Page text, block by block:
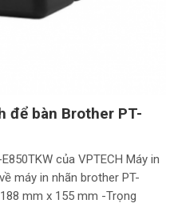
để bàn Brother PT-
của VPTECH Máy in
máy in nhãn brother PT-
mm x 155 mm -Trọng